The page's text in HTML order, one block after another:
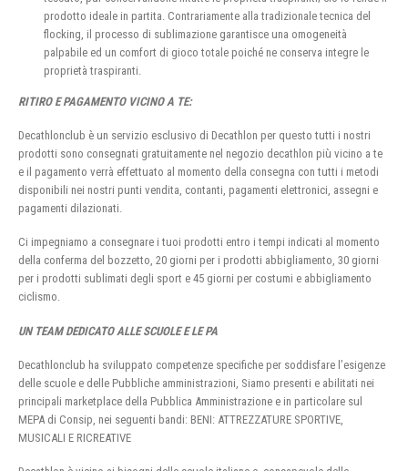
prodotto ideale in partita. Contrariamente alla tradizionale tecnica del
flocking, il processo di sublimazione garantisce una omogeneità
palpabile ed un comfort di gioco totale poiché ne conserva integre le
proprietà traspiranti.
RITIRO E PAGAMENTO VICINO A TE:
Decathlonclub è un servizio esclusivo di Decathlon per questo tutti i nostri
prodotti sono consegnati gratuitamente nel negozio decathlon più vicino a te
e il pagamento verrà effettuato al momento della consegna con tutti i metodi
disponibili nei nostri punti vendita, contanti, pagamenti elettronici, assegni e
pagamenti dilazionati.
Ci impegniamo a consegnare i tuoi prodotti entro i tempi indicati al momento
della conferma del bozzetto, 20 giorni per i prodotti abbigliamento, 30 giorni
per i prodotti sublimati degli sport e 45 giorni per costumi e abbigliamento
ciclismo.
UN TEAM DEDICATO ALLE SCUOLE E LE PA
Decathlonclub ha sviluppato competenze specifiche per soddisfare l’esigenze
delle scuole e delle Pubbliche amministrazioni, Siamo presenti e abilitati nei
principali marketplace della Pubblica Amministrazione e in particolare sul
MEPA di Consip, nei seguenti bandi: BENI: ATTREZZATURE SPORTIVE,
MUSICALI E RICREATIVE